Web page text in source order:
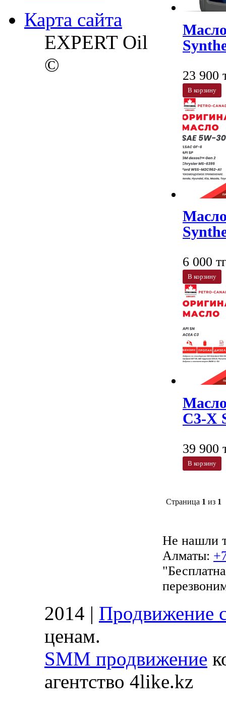
23 900
В корзину
6 000
В корзину
C3-X
39 900
В корзину
Страница 1 из 1
​Не нашли
Алматы:
Карта сайта
EXPERT Oil
©
2014 | Продвижение
ценам.
SMM продвижение
агентство 4like.kz